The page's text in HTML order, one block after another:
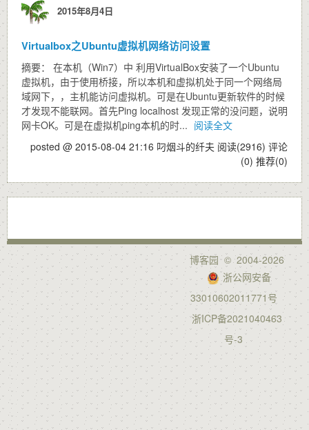
2015年8月4日
Virtualbox之Ubuntu虚拟机网络访问设置
摘要： 在本机（Win7）中 利用VirtualBox安装了一个Ubuntu
虚拟机，由于使用桥接，所以本机和虚拟机处于同一个网络局
域网下，，主机能访问虚拟机。可是在Ubuntu更新软件的时候
才发现不能联网。首先Ping localhost 发现正常的没问题，说明
网卡OK。可是在虚拟机ping本机的时... 阅读全文
posted @ 2015-08-04 21:16 叼烟斗的纤夫 阅读(2916) 评论
(0) 推荐(0)
博客园© 2004-2026
浙公网安备
33010602011771号
浙ICP备2021040463
号-3